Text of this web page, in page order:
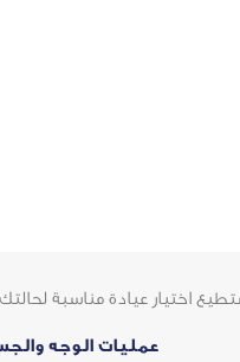
اختيار عيادة مناسبة
عمليات الوجه